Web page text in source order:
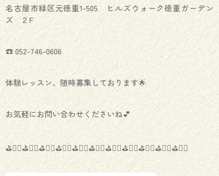
名古屋市緑区元徳重1-505 ヒルズウォーク徳重ガーデン
ズ ２F
☎︎ 052-746-0606
体験レッスン、随時募集しております🌟
お気軽にお問い合わせくださいね💕
⛳️🏌️‍♀️⛳️🏌️‍♀️⛳️🏌️‍♀️⛳️🏌️‍♀️⛳️🏌️‍♀️⛳️🏌️‍♀️⛳️🏌️‍♀️⛳️🏌️‍♀️⛳️🏌️‍♀️⛳️🏌️‍♀️⛳️🏌️‍♀️